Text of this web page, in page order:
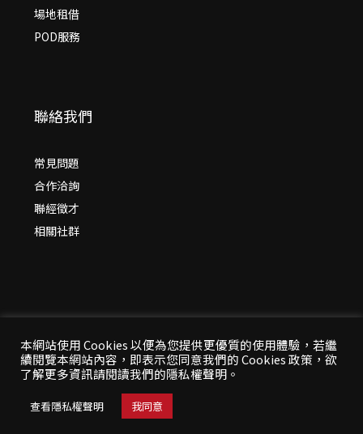
場地租借
POD服務
聯絡我們
常見問題
合作洽詢
聯經徵才
相關社群
© 2026 年聯經出版：思考，連結過去與未來
All Rights Reserved | 本站台資料為版權所有，非經同
意請勿作任何形式之轉載使用
本網站使用 Cookies 以便為您提供更優質的使用體驗，若繼
續閱覽本網站內容，即表示您同意我們的 Cookies 政策，欲
了解更多資訊請閱讀我們的隱私權聲明。
查看隱私權聲明 我同意